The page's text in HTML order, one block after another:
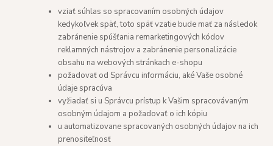
vziať súhlas so spracovaním osobných údajov
kedykoľvek späť, toto späť vzatie bude mať za následok
zabránenie spúšťania remarketingových kódov
reklamných nástrojov a zabránenie personalizácie
obsahu na webových stránkach e-shopu
požadovať od Správcu informáciu, aké Vaše osobné
údaje spracúva
vyžiadať si u Správcu prístup k Vašim spracovávaným
osobným údajom a požadovať o ich kópiu
u automatizovane spracovaných osobných údajov na ich
prenositeľnosť